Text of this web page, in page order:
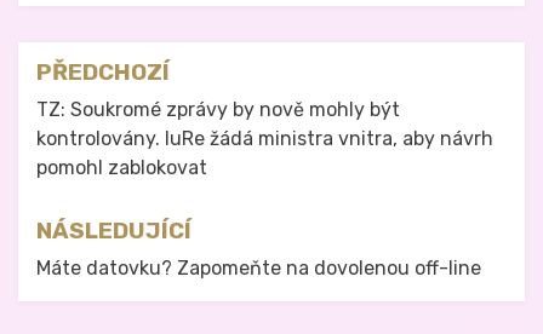
Navigace
pro
příspěvek
PŘEDCHOZÍ
TZ: Soukromé zprávy by nově mohly být
kontrolovány. IuRe žádá ministra vnitra, aby návrh
pomohl zablokovat
NÁSLEDUJÍCÍ
Máte datovku? Zapomeňte na dovolenou off-line